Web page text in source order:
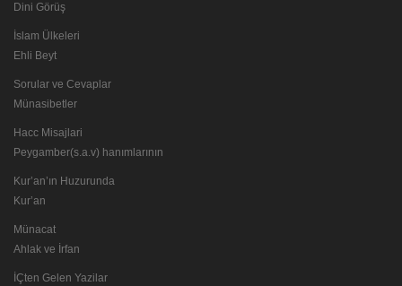
Dini Görüş
İslam Ülkeleri
Ehli Beyt
Sorular ve Cevaplar
Münasibetler
Hacc Misajlari
Peygamber(s.a.v) hanımlarının
Kur’an’ın Huzurunda
Kur’an
Münacat
Ahlak ve İrfan
İÇten Gelen Yazilar